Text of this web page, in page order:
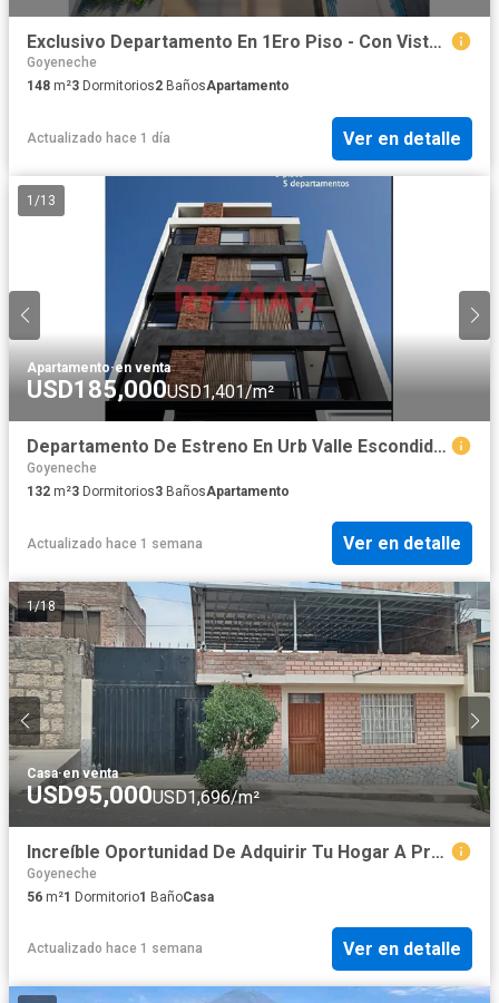
Exclusivo Departamento En 1Ero Piso - Con Vista A Campiña
Goyeneche
148 m²3 Dormitorios2 BañosApartamento
Actualizado hace 1 día Ver en detalle
1 /13
Apartamento·en venta
USD185,000USD1,401/m²
Departamento De Estreno En Urb Valle Escondido Cayma
Goyeneche
132 m²3 Dormitorios3 BañosApartamento
Actualizado hace 1 semana Ver en detalle
1/18
Casa·en venta
USD95,000USD1,696/m²
Increíble Oportunidad De Adquirir Tu Hogar A Precio De Terreno
Goyeneche
56 m²1 Dormitorio1 BañoCasa
Actualizado hace 1 semana Ver en detalle